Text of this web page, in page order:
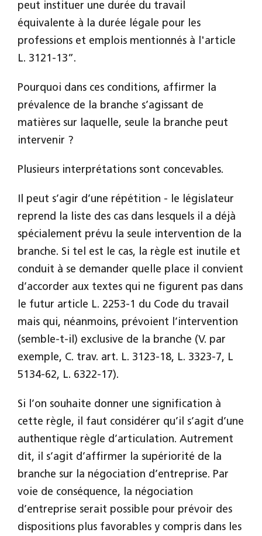
peut instituer une durée du travail
équivalente à la durée légale pour les
professions et emplois mentionnés à l'article
L. 3121-13”.
Pourquoi dans ces conditions, affirmer la
prévalence de la branche s’agissant de
matières sur laquelle, seule la branche peut
intervenir ?
Plusieurs interprétations sont concevables.
Il peut s’agir d’une répétition - le législateur
reprend la liste des cas dans lesquels il a déjà
spécialement prévu la seule intervention de la
branche. Si tel est le cas, la règle est inutile et
conduit à se demander quelle place il convient
d’accorder aux textes qui ne figurent pas dans
le futur article L. 2253-1 du Code du travail
mais qui, néanmoins, prévoient l’intervention
(semble-t-il) exclusive de la branche (V. par
exemple, C. trav. art. L. 3123-18, L. 3323-7, L
5134-62, L. 6322-17).
Si l’on souhaite donner une signification à
cette règle, il faut considérer qu’il s’agit d’une
authentique règle d’articulation. Autrement
dit, il s’agit d’affirmer la supériorité de la
branche sur la négociation d’entreprise. Par
voie de conséquence, la négociation
d’entreprise serait possible pour prévoir des
dispositions plus favorables y compris dans les